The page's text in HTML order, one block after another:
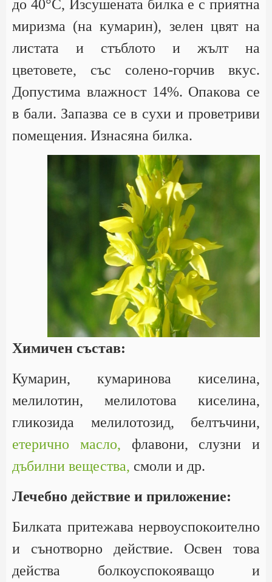
до 40°С, Изсушената билка е с приятна
миризма (на кумарин), зелен цвят на
листата и стъблото и жълт на
цветовете, със солено-горчив вкус.
Допустима влажност 14%. Опакова се
в бали. Запазва се в сухи и проветриви
помещения. Изнасяна билка.
Химичен състав:
Кумарин, кумаринова киселина,
мелилотин, мелилотова киселина,
гликозида мелилотозид, белтъчини,
етерично масло, флавони, слузни и
дъбилни вещества, смоли и др.
Лечебно действие и приложение:
Билката притежава нервоуспокоително
и сънотворно действие. Освен това
действа болкоуспокояващо и